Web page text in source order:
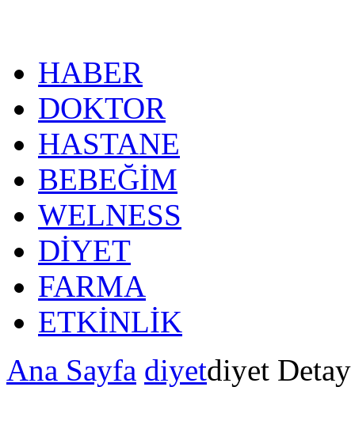
HABER
DOKTOR
HASTANE
BEBEĞİM
WELNESS
DİYET
FARMA
ETKİNLİK
Ana Sayfa diyetdiyet Detay